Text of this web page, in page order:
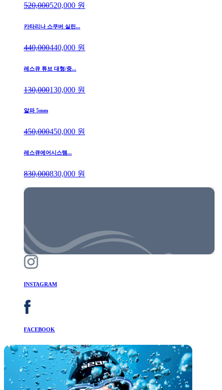
520,000520,000 원
카타리나 스쿠버 실린...
440,000440,000 원
레스큐 튜브 대형/중...
130,000130,000 원
알파 5mm
450,000450,000 원
레스큐에어시스템...
830,000830,000 원
INSTAGRAM
FACEBOOK